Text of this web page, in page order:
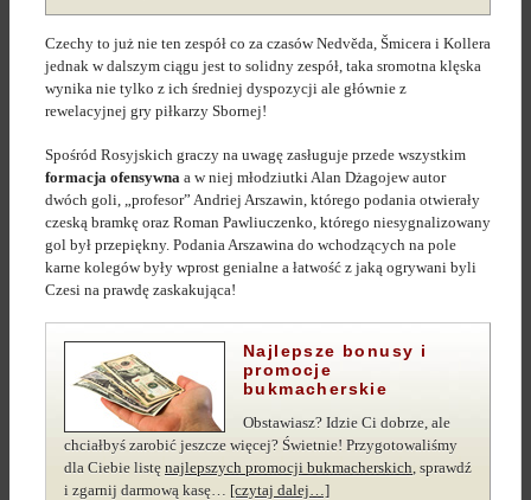
Czechy to już nie ten zespół co za czasów Nedvěda, Šmicera i Kollera
jednak w dalszym ciągu jest to solidny zespół, taka sromotna klęska
wynika nie tylko z ich średniej dyspozycji ale głównie z
rewelacyjnej gry piłkarzy Sbornej!
Spośród Rosyjskich graczy na uwagę zasługuje przede wszystkim
formacja ofensywna a w niej młodziutki Alan Dżagojew autor
dwóch goli, „profesor” Andriej Arszawin, którego podania otwierały
czeską bramkę oraz Roman Pawliuczenko, którego niesygnalizowany
gol był przepiękny. Podania Arszawina do wchodzących na pole
karne kolegów były wprost genialne a łatwość z jaką ogrywani byli
Czesi na prawdę zaskakująca!
Najlepsze bonusy i
promocje
bukmacherskie
Obstawiasz? Idzie Ci dobrze, ale
chciałbyś zarobić jeszcze więcej? Świetnie! Przygotowaliśmy
dla Ciebie listę najlepszych promocji bukmacherskich, sprawdź
i zgarnij darmową kasę… [czytaj dalej…]